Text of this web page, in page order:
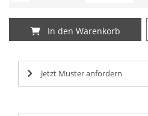
In den Warenkorb
Jetzt Muster anfordern